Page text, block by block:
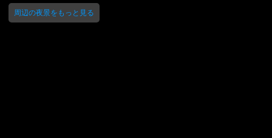
周辺の夜景をもっと見る